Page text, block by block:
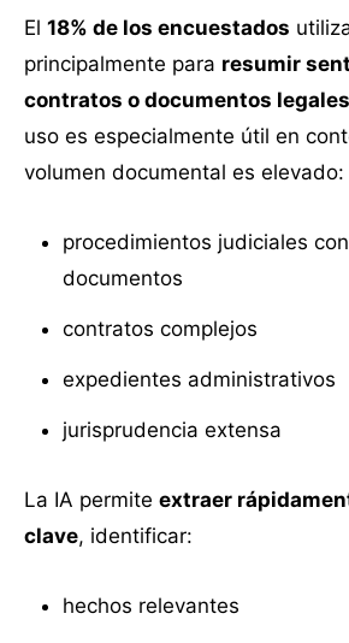
El 18% de los encuestados
principalmente para resumir
contratos o documentos
uso es especialmente útil en
volumen documental es elevado:
procedimientos judiciales
documentos
contratos complejos
expedientes administrativos
jurisprudencia extensa
La IA permite extraer
clave, identificar:
hechos relevantes